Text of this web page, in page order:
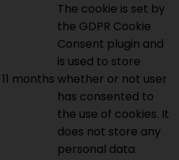
11 months
The cookie is set by
the GDPR Cookie
Consent plugin and
is used to store
whether or not user
has consented to
the use of cookies. It
does not store any
personal data.